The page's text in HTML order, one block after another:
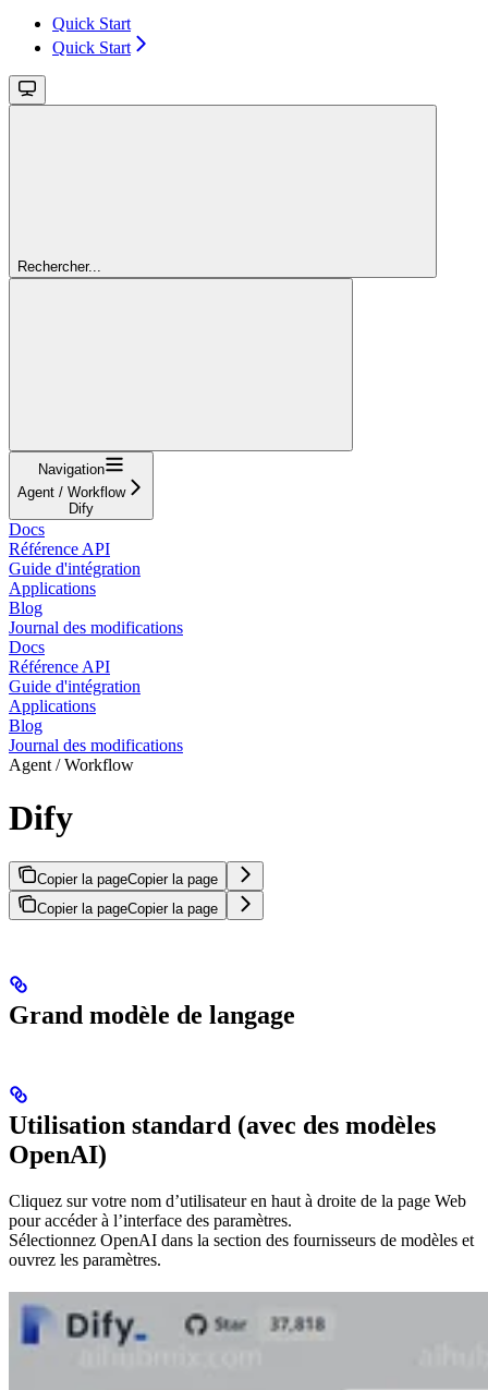
Quick Start
Quick Start
Rechercher...
Navigation
Agent / Workflow
Dify
Docs
Référence API
Guide d'intégration
Applications
Blog
Journal des modifications
Docs
Référence API
Guide d'intégration
Applications
Blog
Journal des modifications
Agent / Workflow
Dify
Copier la pageCopier la page
Copier la pageCopier la page
Grand modèle de langage
Utilisation standard (avec des modèles
OpenAI)
Cliquez sur votre nom d’utilisateur en haut à droite de la page Web
pour accéder à l’interface des paramètres.
Sélectionnez OpenAI dans la section des fournisseurs de modèles et
ouvrez les paramètres.